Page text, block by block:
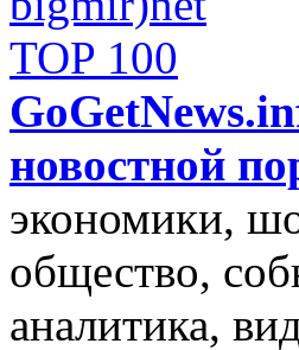
новостной
экономики,
общество,
аналитика,